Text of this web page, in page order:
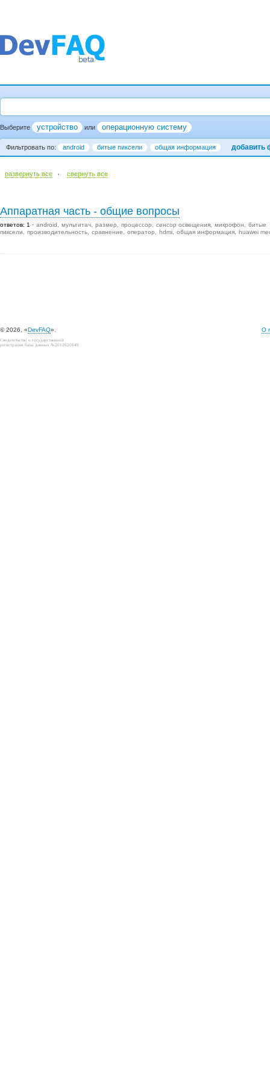
Выберите устройство или операционную систему
Фильтровать по: android битые пиксели общая информация добавить
развернуть все · cвернуть все
Аппаратная часть - общие вопросы
ответов: 1 android мультитач размер процессор сенсор освещения микрофон
битые
пиксели
производительность сравнение оператор hdmi общая информация huawei
© 2026, «DevFAQ». О
Свидетельство о государственной
регистрации базы данных №2012620649.